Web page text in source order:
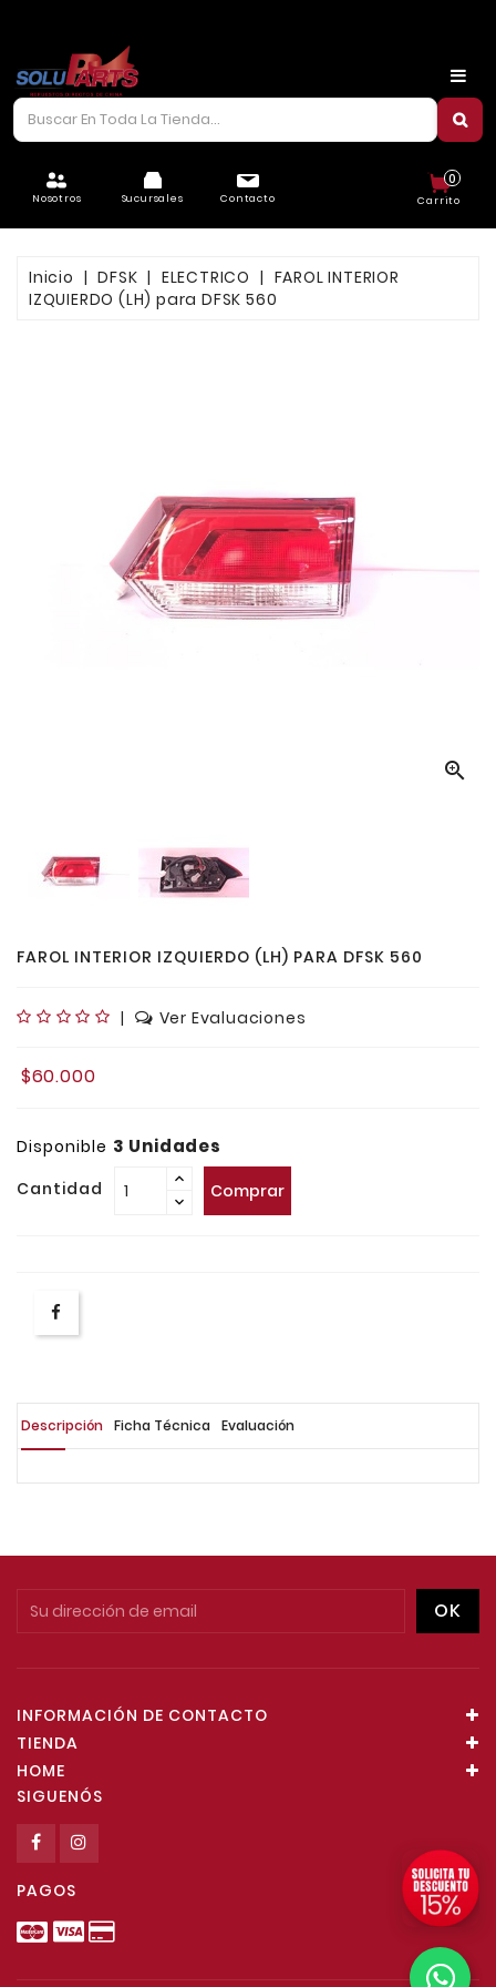
Nosotros Sucursales Contacto Carrito
0
CARROCERÍA
ELÉCTRICO
FRENOS
Inicio DFSK ELECTRICO
FAROL INTERIOR
IZQUIERDO (LH) para DFSK 560

FAROL INTERIOR IZQUIERDO (LH) PARA DFSK 560
| Ver Evaluaciones
$60.000
Disponible 3 Unidades
Cantidad Comprar
Descripción Ficha Técnica Evaluación
INFORMACIÓN DE CONTACTO
TIENDA
HOME
SIGUENÓS
PAGOS